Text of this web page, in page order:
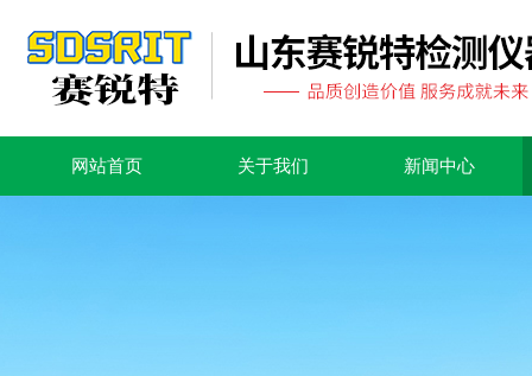
网站首页 关于我们 新闻中心